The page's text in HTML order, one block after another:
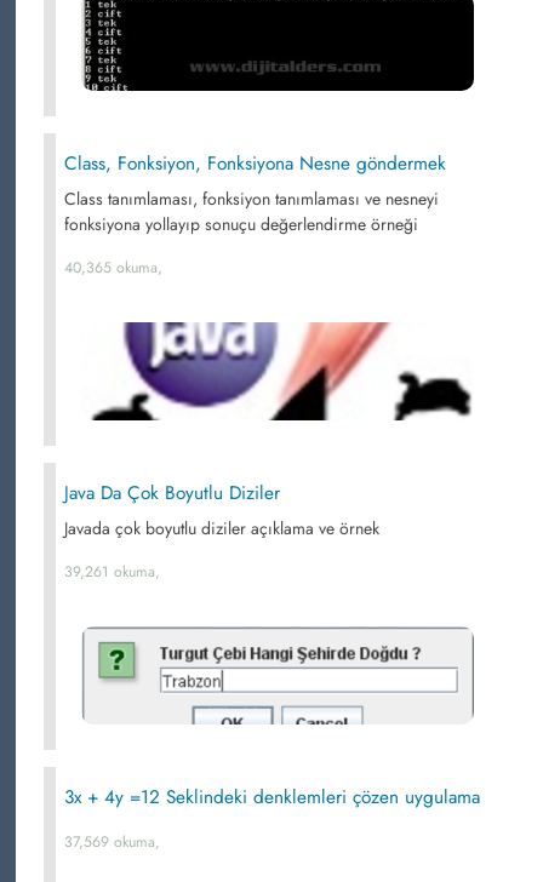
Class, Fonksiyon, Fonksiyona Nesne göndermek
Class tanımlaması, fonksiyon tanımlaması ve nesneyi
fonksiyona yollayıp sonuçu değerlendirme örneği
40,365 okuma,
Java Da Çok Boyutlu Diziler
Javada çok boyutlu diziler açıklama ve örnek
39,261 okuma,
3x + 4y =12 Seklindeki denklemleri çözen uygulama
37,569 okuma,